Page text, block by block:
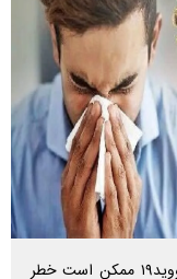
یک مطالعه جدید نشان می‌دهد که عفونت کووید۱۹ ممکن است خطر